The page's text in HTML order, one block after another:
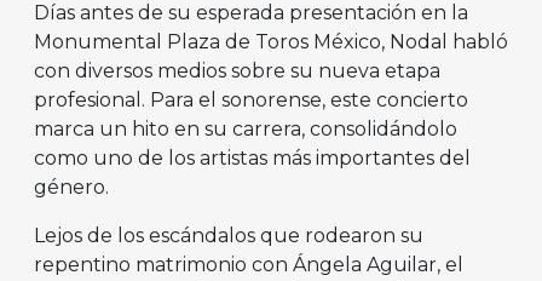
Días antes de su esperada presentación en la
Monumental Plaza de Toros México, Nodal habló
con diversos medios sobre su nueva etapa
profesional. Para el sonorense, este concierto
marca un hito en su carrera, consolidándolo
como uno de los artistas más importantes del
género.
Lejos de los escándalos que rodearon su
repentino matrimonio con Ángela Aguilar, el